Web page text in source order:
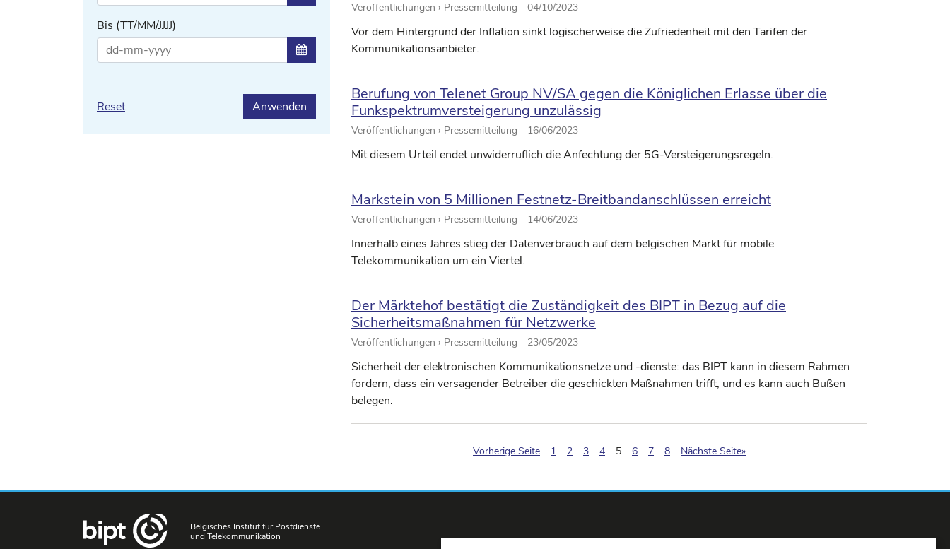
Zeitraum auswählen ...
Bis (TT/MM/JJJJ)
Zeitraum auswählen ...
Reset Anwenden
Veröffentlichungen › Pressemitteilung - 04/10/2023
Vor dem Hintergrund der Inflation sinkt logischerweise die Zufriedenheit mit den Tarifen der
Kommunikationsanbieter.
Berufung von Telenet Group NV/SA gegen die Königlichen Erlasse über die
Funkspektrumversteigerung unzulässig
Veröffentlichungen › Pressemitteilung - 16/06/2023
Mit diesem Urteil endet unwiderruflich die Anfechtung der 5G-Versteigerungsregeln.
Markstein von 5 Millionen Festnetz-Breitbandanschlüssen erreicht
Veröffentlichungen › Pressemitteilung - 14/06/2023
Innerhalb eines Jahres stieg der Datenverbrauch auf dem belgischen Markt für mobile
Telekommunikation um ein Viertel.
Der Märktehof bestätigt die Zuständigkeit des BIPT in Bezug auf die
Sicherheitsmaßnahmen für Netzwerke
Veröffentlichungen › Pressemitteilung - 23/05/2023
Sicherheit der elektronischen Kommunikationsnetze und -dienste: das BIPT kann in diesem Rahmen
fordern, dass ein versagender Betreiber die geschickten Maßnahmen trifft, und es kann auch Bußen
belegen.
Vorherige Seite 1 2 3 4 5(pagination.current)
6 7 8 Nächste Seite»
Belgisches Institut für Postdienste
und Telekommunikation